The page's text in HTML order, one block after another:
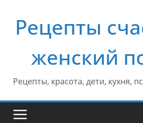
содержимому
Рецепты
женский
Рецепты, красота, дети, кухня,